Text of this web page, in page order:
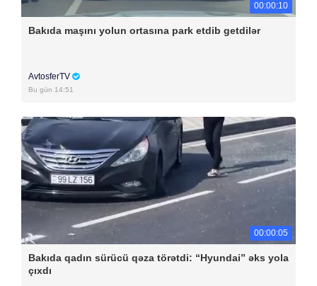
00:00:10
Bakıda maşını yolun ortasına park etdib getdilər
AvtosferTV
Bu gün 14:51
00:00:05
Bakıda qadın sürücü qəza törətdi: “Hyundai” əks yola
çıxdı